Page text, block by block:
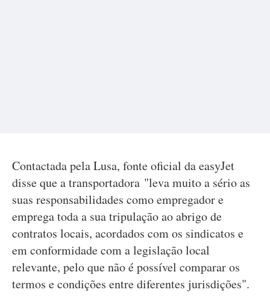
Contactada pela Lusa, fonte oficial da easyJet
disse que a transportadora "leva muito a sério as
suas responsabilidades como empregador e
emprega toda a sua tripulação ao abrigo de
contratos locais, acordados com os sindicatos e
em conformidade com a legislação local
relevante, pelo que não é possível comparar os
termos e condições entre diferentes jurisdições".